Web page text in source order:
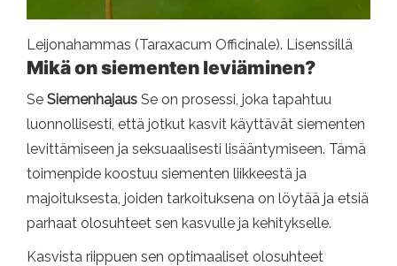
Leijonahammas (Taraxacum Officinale). Lisenssillä
Mikä on siementen leviäminen?
Se Siemenhajaus Se on prosessi, joka tapahtuu
luonnollisesti, että jotkut kasvit käyttävät siementen
levittämiseen ja seksuaalisesti lisääntymiseen. Tämä
toimenpide koostuu siementen liikkeestä ja
majoituksesta, joiden tarkoituksena on löytää ja etsiä
parhaat olosuhteet sen kasvulle ja kehitykselle.
Kasvista riippuen sen optimaaliset olosuhteet